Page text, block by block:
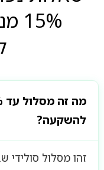
להשקעה?
זהו מסלול סולידי